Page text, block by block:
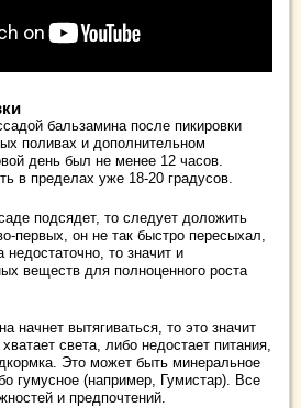
бальзамина после пикировки
поливах и дополнительном
день был не менее 12 часов.
в пределах уже 18-20 градусов.
подсядет, то следует доложить
первых, он не так быстро пересыхал,
недостаточно, то значит и
веществ для полноценного роста
начнет вытягиваться, то это значит
света, либо недостает питания,
Это может быть минеральное
гумусное (например, Гумистар). Все
и предпочтений.